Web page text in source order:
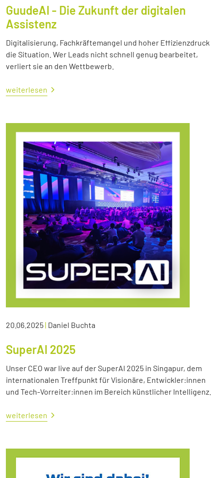
GuudeAI - Die Zukunft der digitalen
Assistenz
Digitalisierung, Fachkräftemangel und hoher Effizienzdruck
die Situation. Wer Leads nicht schnell genug bearbeitet,
verliert sie an den Wettbewerb.
weiterlesen
20.06.2025| Daniel Buchta
SuperAI 2025
Unser CEO war live auf der SuperAI 2025 in Singapur, dem
internationalen Treffpunkt für Visionäre, Entwickler:innen
und Tech-Vorreiter:innen im Bereich künstlicher Intelligenz.
weiterlesen